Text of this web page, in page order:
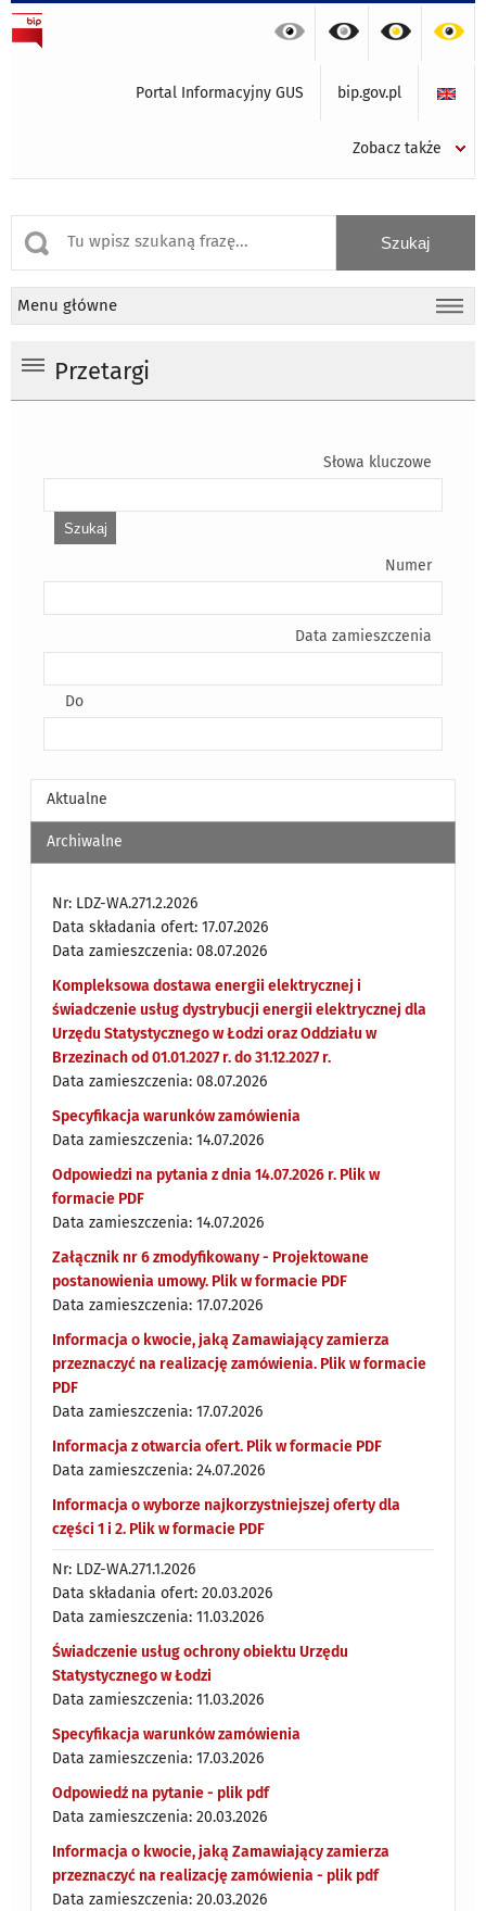
Portal Informacyjny GUS bip.gov.pl
Zobacz także
Menu główne
Przetargi
Słowa kluczowe
Numer
Data zamieszczenia
Do
Aktualne
Archiwalne
Nr: LDZ-WA.271.2.2026
Data składania ofert: 17.07.2026
Data zamieszczenia: 08.07.2026
Kompleksowa dostawa energii elektrycznej i
świadczenie usług dystrybucji energii elektrycznej dla
Urzędu Statystycznego w Łodzi oraz Oddziału w
Brzezinach od 01.01.2027 r. do 31.12.2027 r.
Data zamieszczenia: 08.07.2026
Specyfikacja warunków zamówienia
Data zamieszczenia: 14.07.2026
Odpowiedzi na pytania z dnia 14.07.2026 r. Plik w
formacie PDF
Data zamieszczenia: 14.07.2026
Załącznik nr 6 zmodyfikowany - Projektowane
postanowienia umowy. Plik w formacie PDF
Data zamieszczenia: 17.07.2026
Informacja o kwocie, jaką Zamawiający zamierza
przeznaczyć na realizację zamówienia. Plik w formacie
PDF
Data zamieszczenia: 17.07.2026
Informacja z otwarcia ofert. Plik w formacie PDF
Data zamieszczenia: 24.07.2026
Informacja o wyborze najkorzystniejszej oferty dla
części 1 i 2. Plik w formacie PDF
Nr: LDZ-WA.271.1.2026
Data składania ofert: 20.03.2026
Data zamieszczenia: 11.03.2026
Świadczenie usług ochrony obiektu Urzędu
Statystycznego w Łodzi
Data zamieszczenia: 11.03.2026
Specyfikacja warunków zamówienia
Data zamieszczenia: 17.03.2026
Odpowiedź na pytanie - plik pdf
Data zamieszczenia: 20.03.2026
Informacja o kwocie, jaką Zamawiający zamierza
przeznaczyć na realizację zamówienia - plik pdf
Data zamieszczenia: 20.03.2026